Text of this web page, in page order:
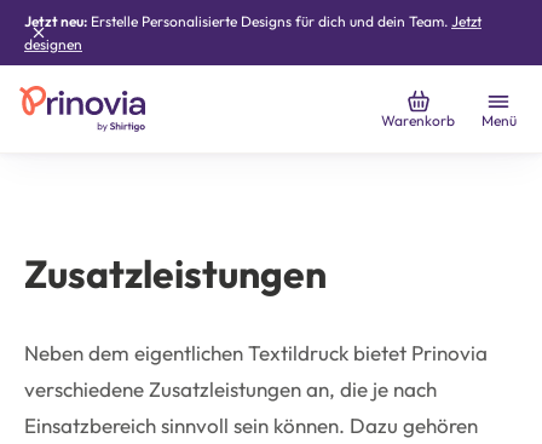
Jetzt neu: Erstelle Personalisierte Designs für dich und dein Team. Jetzt
designen
Warenkorb Menü
Zusatzleistungen
Neben dem eigentlichen Textildruck bietet Prinovia
verschiedene Zusatzleistungen an, die je nach
Einsatzbereich sinnvoll sein können. Dazu gehören